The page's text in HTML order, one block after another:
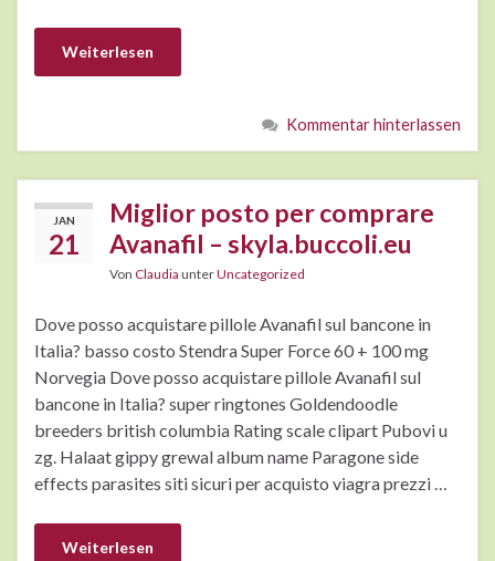
Weiterlesen
Kommentar hinterlassen
JAN
21
Miglior posto per comprare
Avanafil – skyla.buccoli.eu
Von Claudia unterUncategorized
Dove posso acquistare pillole Avanafil sul bancone in
Italia? basso costo Stendra Super Force 60 + 100 mg
Norvegia Dove posso acquistare pillole Avanafil sul
bancone in Italia? super ringtones Goldendoodle
breeders british columbia Rating scale clipart Pubovi u
zg. Halaat gippy grewal album name Paragone side
effects parasites siti sicuri per acquisto viagra prezzi …
Weiterlesen